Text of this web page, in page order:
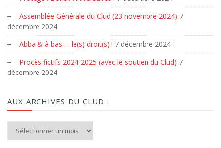
Assemblée Générale du Clud (23 novembre 2024) 7
décembre 2024
Abba & à bas … le(s) droit(s) ! 7 décembre 2024
Procès fictifs 2024-2025 (avec le soutien du Clud) 7
décembre 2024
AUX ARCHIVES DU CLUD :
Aux archives du Clud :